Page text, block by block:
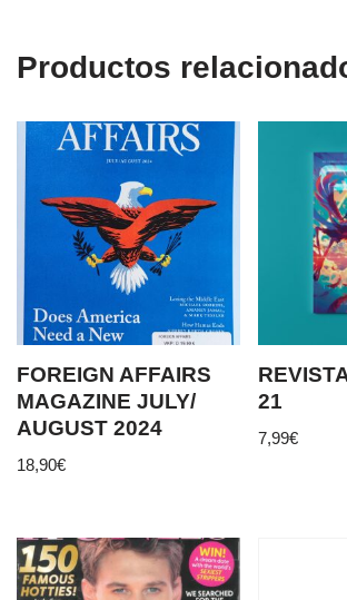
Productos
FOREIGN AFFAIRS
MAGAZINE JULY/
AUGUST 2024
18,90€
21
7,99€